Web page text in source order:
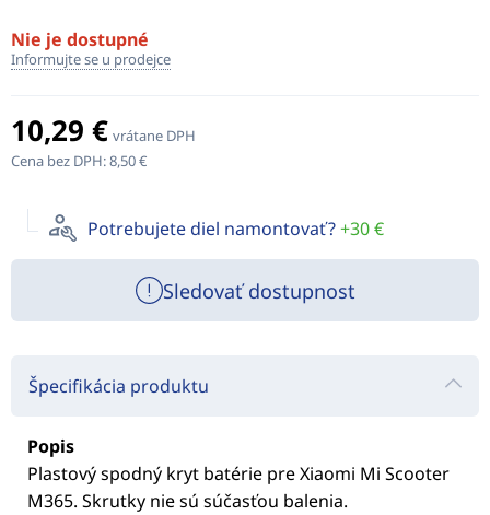
Nie je dostupné
Informujte se u prodejce
10,29 € vrátane DPH
Cena bez DPH:8,50 €
Potrebujete diel namontovať?+30 €
Sledovať dostupnost
Špecifikácia produktu
Popis
Plastový spodný kryt batérie pre Xiaomi Mi Scooter
M365. Skrutky nie sú súčasťou balenia.